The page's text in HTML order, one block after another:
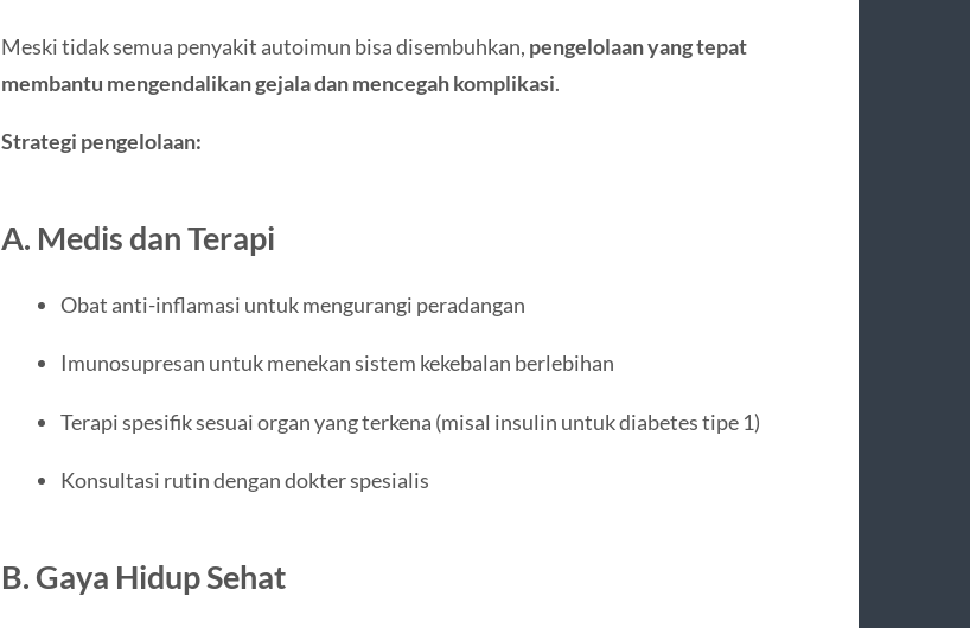
Meski tidak semua penyakit autoimun bisa disembuhkan, pengelolaan yang tepat
membantu mengendalikan gejala dan mencegah komplikasi.
Strategi pengelolaan:
A. Medis dan Terapi
Obat anti-inflamasi untuk mengurangi peradangan
Imunosupresan untuk menekan sistem kekebalan berlebihan
Terapi spesifik sesuai organ yang terkena (misal insulin untuk diabetes tipe 1)
Konsultasi rutin dengan dokter spesialis
B. Gaya Hidup Sehat